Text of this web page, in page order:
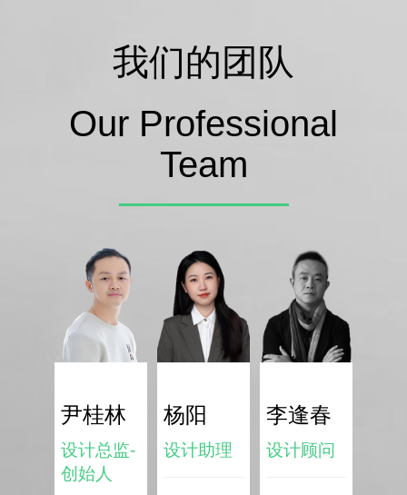
我们的团队
Our Professional
Team
尹桂林
设计总监-
创始人
杨阳
设计助理
李逢春
设计顾问